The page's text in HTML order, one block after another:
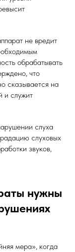
не вредит
обрабатывать
что
сказывается на
и служит
слуха
слуховых
звуков,
нужны
мера», когда